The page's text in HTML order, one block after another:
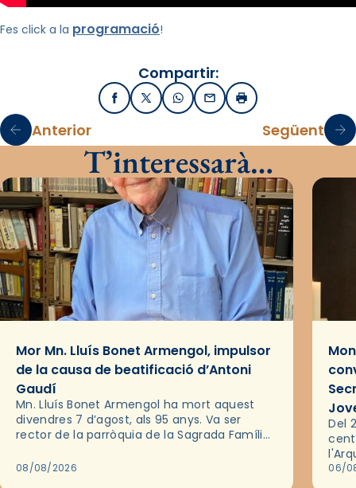
Fes click a la programació!
Compartir:
FacebookX / TwitterWhatsApp
EmailImprimir
Anterior Següent
T’interessarà…
Mor Mn. Lluís Bonet Armengol, impulsor
de la causa de beatificació d’Antoni
Gaudí
Mn. Lluís Bonet Armengol ha mort aquest
divendres 7 d’agost, als 95 anys. Va ser
rector de la parròquia de la Sagrada Família
2018,…
08/08/2026
Del
les
06/